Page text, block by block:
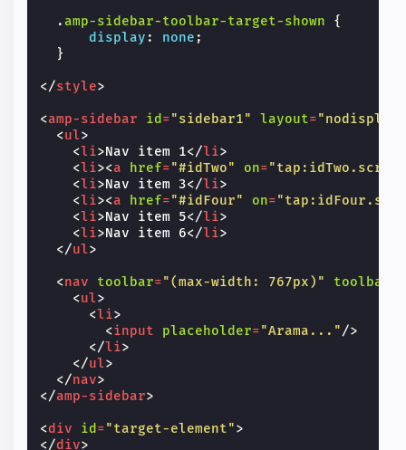
.amp-sidebar-toolbar-target-shown
{
display : none ;
}
</style>
<amp-sidebar id ="sidebar1" layout=
<ul>
<li>Nav item 1</li>
<li><a href="#idTwo" on=
<li>Nav item 3</li>
<li><a href="#idFour" on=
<li>Nav item 5</li>
<li>Nav item 6</li>
</ul>
<nav toolbar="(max-width: 767px)"
toolbar-
<ul>
<li>
<input placeholder="Arama..."/>
</li>
</ul>
</nav>
</amp-sidebar>
<div id ="target-element">
</div>